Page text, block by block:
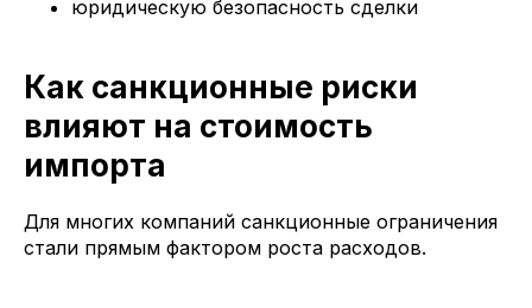
юридическую безопасность сделки
Как санкционные риски
влияют на стоимость
импорта
Для многих компаний санкционные ограничения
стали прямым фактором роста расходов.